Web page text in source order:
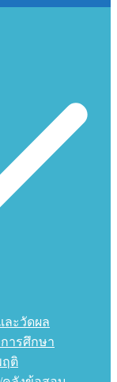
ละวัดผล
ารศึกษา
ฤติ